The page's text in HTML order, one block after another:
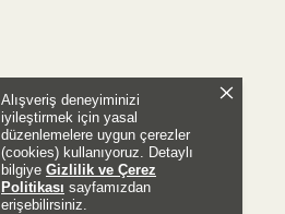
Alışveriş deneyiminizi
iyileştirmek için yasal
düzenlemelere uygun çerezler
(cookies) kullanıyoruz. Detaylı
bilgiye Gizlilik ve Çerez
Politikası sayfamızdan
erişebilirsiniz.